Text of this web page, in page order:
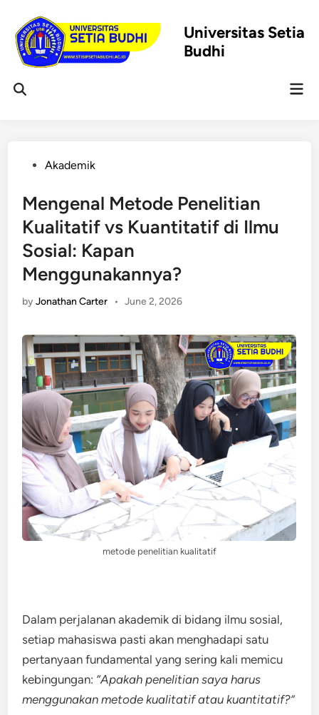
content
Universitas Setia
Budhi
Open
PostedAkademik
Mengenal Metode Penelitian
Kualitatif vs Kuantitatif di Ilmu
Sosial: Kapan
Menggunakannya?
byJonathan Carter • June 2, 2026
metode penelitian kualitatif
Dalam perjalanan akademik di bidang ilmu sosial,
setiap mahasiswa pasti akan menghadapi satu
pertanyaan fundamental yang sering kali memicu
kebingungan: “Apakah penelitian saya harus
menggunakan metode kualitatif atau kuantitatif?”